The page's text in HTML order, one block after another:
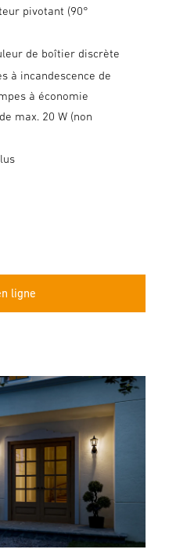
pivotant (90°
de boîtier discrète
à incandescence de
à économie
max. 20 W (non
ligne